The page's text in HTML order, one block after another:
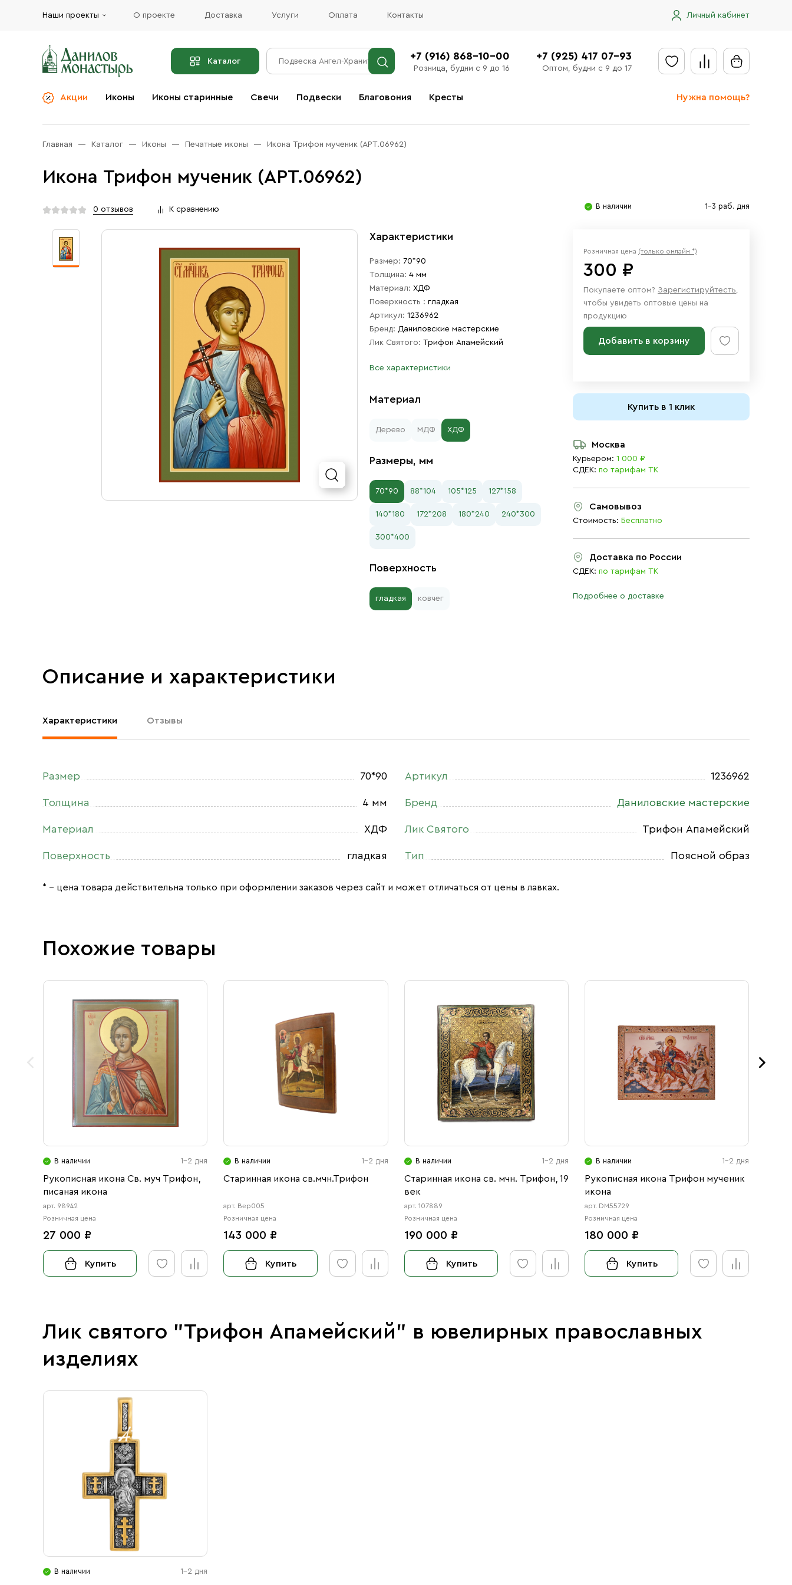
Наши проекты О проекте Доставка Услуги Оплата Контакты Личный кабинет
Каталог +7 (916) 868-10-00
Розница, будни с 9 до 16
+7 (925) 417 07-93
Оптом, будни с 9 до 17
Акции Иконы Иконы старинные Свечи Подвески Благовония Кресты Нужна помощь?
Отправить заявку
Церковная утварь
Иконы
Бренды
Услуги
Главная Каталог Иконы Печатные иконы Икона Трифон мученик (АРТ.06962)
Икона Трифон мученик (АРТ.06962)
0 отзывов К сравнению В наличии 1-3 раб. дня
Характеристики
Размер: 70*90
Толщина: 4 мм
Материал: ХДФ
Поверхность : гладкая
Артикул: 1236962
Бренд: Даниловские мастерские
Лик Святого: Трифон Апамейский
Все характеристики
Материал
Дерево МДФ ХДФ
Размеры, мм
70*90 88*104 105*125 127*158
140*180 172*208 180*240 240*300
300*400
Поверхность
гладкая ковчег
Розничная цена (только онлайн *)
300 ₽
Покупаете оптом? Зарегистируйтесть,
чтобы увидеть оптовые цены на
продукцию
Добавить в корзину
Купить в 1 клик
Москва
Курьером: 1 000 ₽
СДЕК: по тарифам ТК
Самовывоз
Стоимость: Бесплатно
Доставка по России
СДЕК: по тарифам ТК
Подробнее о доставке
Описание и характеристики
Характеристики Отзывы
Размер 70*90
Толщина 4 мм
Материал ХДФ
Поверхность гладкая
Артикул 1236962
Бренд Даниловские мастерские
Лик Святого Трифон Апамейский
Тип Поясной образ
* – цена товара действительна только при оформлении заказов через сайт и может отличаться от цены в лавках.
Похожие товары
В наличии 1-2 дня
Рукописная икона Св. муч Трифон,
писаная икона
арт. 98942
Розничная цена
27 000 ₽
Купить
В наличии 1-2 дня
Старинная икона св.мчн.Трифон
арт. Вер005
Розничная цена
143 000 ₽
Купить
В наличии 1-2 дня
Старинная икона св. мчн. Трифон, 19
век
арт. 107889
Розничная цена
190 000 ₽
Купить
В наличии 1-2 дня
Рукописная икона Трифон мученик
икона
арт. DM55729
Розничная цена
180 000 ₽
Купить
Лик святого "Трифон Апамейский" в ювелирных православных
изделиях
В наличии 1-2 дня